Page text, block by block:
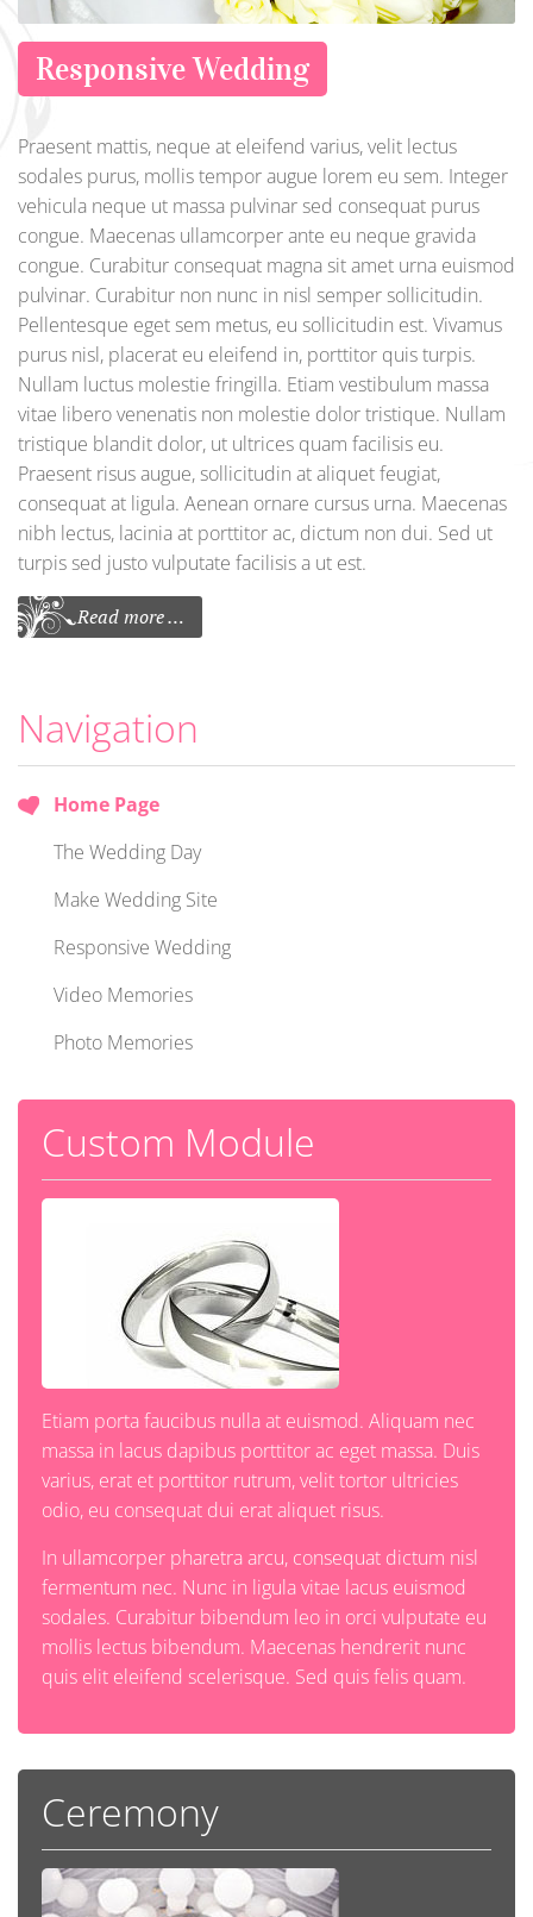
Responsive Wedding
Praesent mattis, neque at eleifend varius, velit lectus
sodales purus, mollis tempor augue lorem eu sem. Integer
vehicula neque ut massa pulvinar sed consequat purus
congue. Maecenas ullamcorper ante eu neque gravida
congue. Curabitur consequat magna sit amet urna euismod
pulvinar. Curabitur non nunc in nisl semper sollicitudin.
Pellentesque eget sem metus, eu sollicitudin est. Vivamus
purus nisl, placerat eu eleifend in, porttitor quis turpis.
Nullam luctus molestie fringilla. Etiam vestibulum massa
vitae libero venenatis non molestie dolor tristique. Nullam
tristique blandit dolor, ut ultrices quam facilisis eu.
Praesent risus augue, sollicitudin at aliquet feugiat,
consequat at ligula. Aenean ornare cursus urna. Maecenas
nibh lectus, lacinia at porttitor ac, dictum non dui. Sed ut
turpis sed justo vulputate facilisis a ut est.
Read more …
Navigation
Home Page
The Wedding Day
Make Wedding Site
Responsive Wedding
Video Memories
Photo Memories
Custom Module
Etiam porta faucibus nulla at euismod. Aliquam nec
massa in lacus dapibus porttitor ac eget massa. Duis
varius, erat et porttitor rutrum, velit tortor ultricies
odio, eu consequat dui erat aliquet risus.
In ullamcorper pharetra arcu, consequat dictum nisl
fermentum nec. Nunc in ligula vitae lacus euismod
sodales. Curabitur bibendum leo in orci vulputate eu
mollis lectus bibendum. Maecenas hendrerit nunc
quis elit eleifend scelerisque. Sed quis felis quam.
Ceremony